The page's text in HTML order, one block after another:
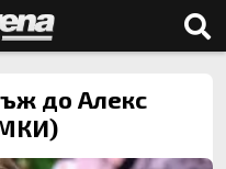
до Алекс